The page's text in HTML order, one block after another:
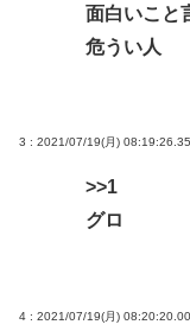
面白いこと
危うい人
3 : 2021/07/19(月) 08:19:26.35
>>1
グロ
4 : 2021/07/19(月) 08:20:20.00